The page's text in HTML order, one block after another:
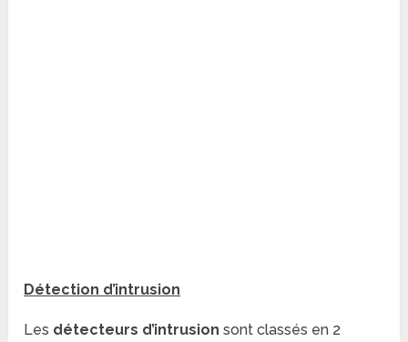
Détection d’intrusion
Les détecteurs d’intrusion sont classés en 2